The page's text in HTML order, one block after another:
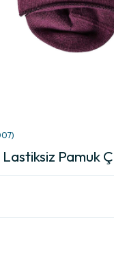
Lastiksiz Pamuk